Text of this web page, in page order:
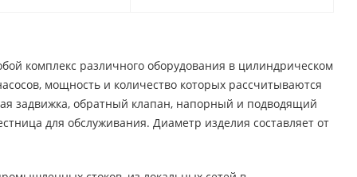
комплекс различного оборудования в цилиндрическом
мощность и количество которых рассчитываются
задвижка, обратный клапан, напорный и подводящий
для обслуживания. Диаметр изделия составляет от